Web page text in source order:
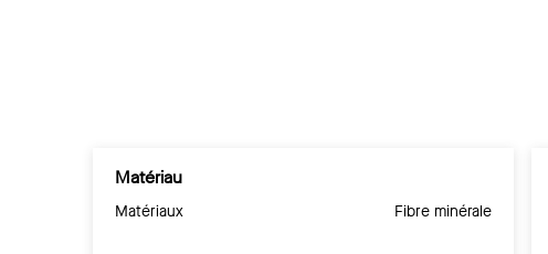
Matériau
Matériaux Fibre minérale